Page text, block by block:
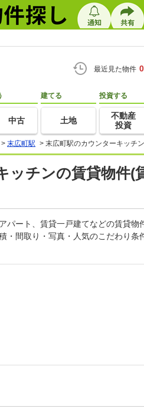
最近見た物件 0
中古
建てる
土地
投資する
不動産
投資
> 末広町駅 > 末広町駅のカウンターキッチ
ッチンの賃貸物件(
ート、賃貸一戸建てなどの賃貸
間取り・写真・人気のこだわり